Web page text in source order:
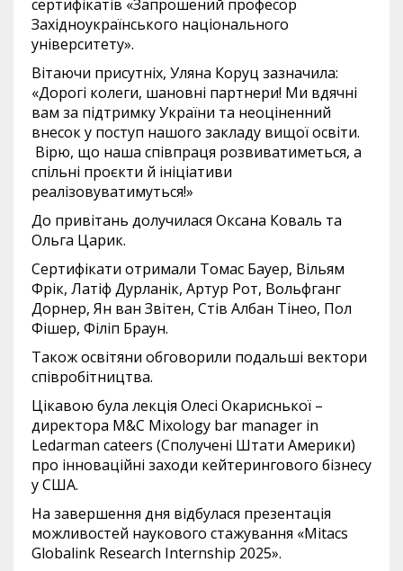
сертифікатів «Запрошений професор
Західноукраїнського національного
університету».
Вітаючи присутніх, Уляна Коруц зазначила:
«Дорогі колеги, шановні партнери! Ми вдячні
вам за підтримку України та неоціненний
внесок у поступ нашого закладу вищої освіти.
Вірю, що наша співпраця розвиватиметься, а
спільні проєкти й ініціативи
реалізовуватимуться!»
До привітань долучилася Оксана Коваль та
Ольга Царик.
Сертифікати отримали Томас Бауер, Вільям
Фрік, Латіф Дурланік, Артур Рот, Вольфганг
Дорнер, Ян ван Звітен, Стів Албан Тінео, Пол
Фішер, Філіп Браун.
Також освітяни обговорили подальші вектори
співробітництва.
Цікавою була лекція Олесі Окариснької –
директора M&C Mixology bar manager in
Ledarman cateers (Сполучені Штати Америки)
про інноваційні заходи кейтерингового бізнесу
у США.
На завершення дня відбулася презентація
можливостей наукового стажування «Mitacs
Globalink Research Internship 2025».